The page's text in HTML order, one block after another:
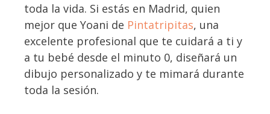
toda la vida. Si estás en Madrid, quien
mejor que Yoani de Pintatripitas, una
excelente profesional que te cuidará a ti y
a tu bebé desde el minuto 0, diseñará un
dibujo personalizado y te mimará durante
toda la sesión.